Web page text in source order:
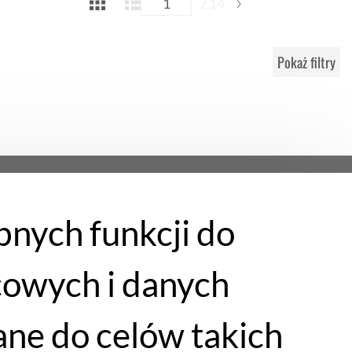
Pokaż filtry
funkcji do
i danych
do celów takich